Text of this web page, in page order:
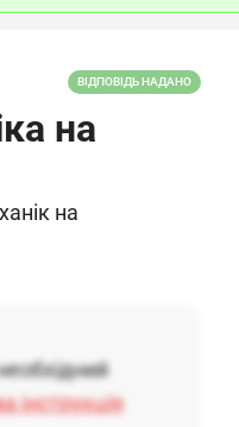
ВІДПОВІДЬ НАДАНО
на
на
інструкція